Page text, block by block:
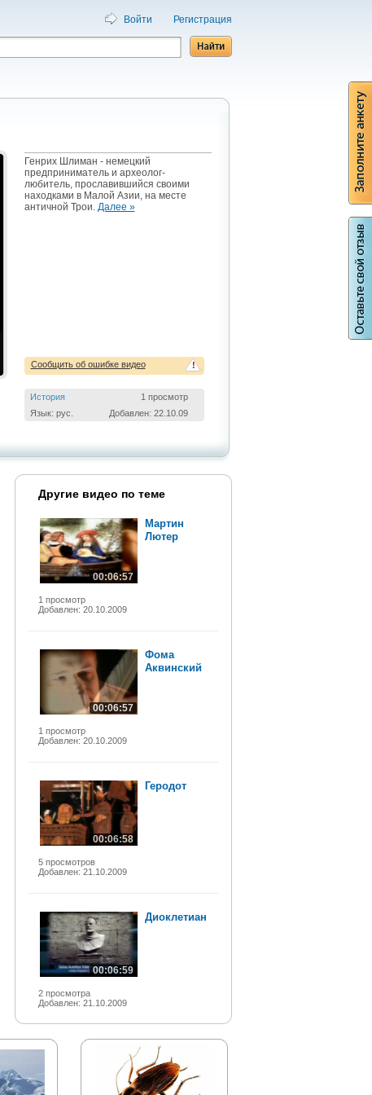
Войти Регистрация
Генрих Шлиман - немецкий
предприниматель и археолог-
любитель, прославившийся своими
находками в Малой Азии, на месте
античной Трои. Далее »
!
Сообщить об ошибке видео
История
1 просмотр
Язык: рус.
Добавлен: 22.10.09
Другие видео по теме
00:06:57
1 просмотр
Добавлен: 20.10.2009
Мартин
Лютер
00:06:57
1 просмотр
Добавлен: 20.10.2009
Фома
Аквинский
00:06:58
5 просмотров
Добавлен: 21.10.2009
Геродот
00:06:59
2 просмотра
Добавлен: 21.10.2009
Диоклетиан